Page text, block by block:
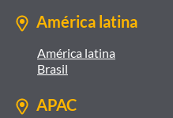
América latina
América latina
Brasil
APAC